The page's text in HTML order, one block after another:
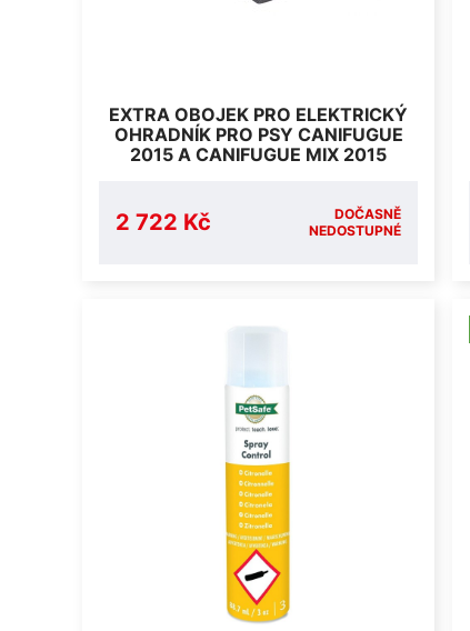
EXTRA OBOJEK PRO ELEKTRICKÝ
OHRADNÍK PRO PSY CANIFUGUE
2015 A CANIFUGUE MIX 2015
2 722 Kč
DOČASNĚ
NEDOSTUPNÉ